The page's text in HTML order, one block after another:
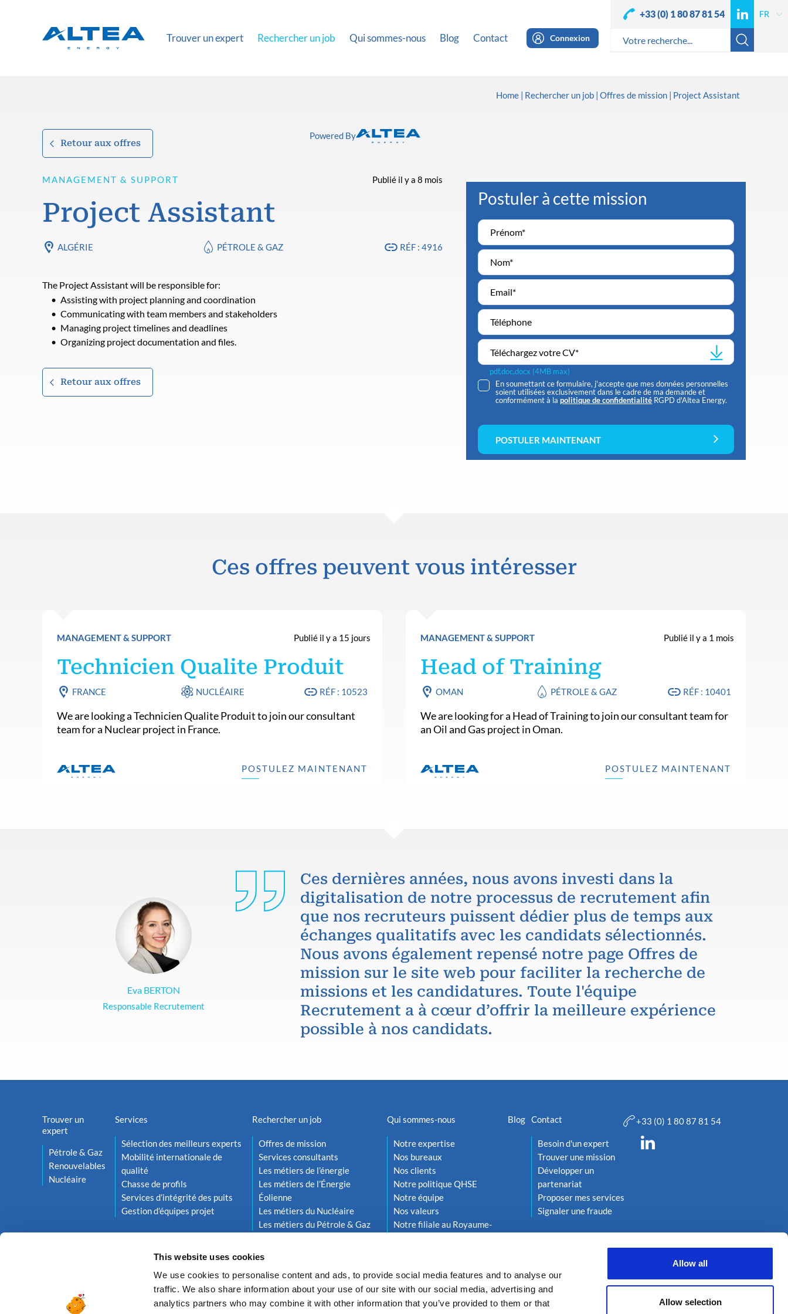
This website uses cookies
We use cookies to personalise content and ads, to provide social media features and to analyse our
traffic. We also share information about your use of our site with our social media, advertising and
analytics partners who may combine it with other information that you’ve provided to them or that
Allow all
Allow selection
Trouver un expert Rechercher un job Qui sommes-nous Blog Contact Connexion
+33 (0) 1 80 87 81 54
Home Rechercher un job Offres de mission Project Assistant
Retour aux offres
Powered By
MANAGEMENT & SUPPORT Publié il y a 8 mois
Project Assistant
ALGÉRIE PÉTROLE & GAZ RÉF : 4916
The Project Assistant will be responsible for:
Assisting with project planning and coordination
Communicating with team members and stakeholders
Managing project timelines and deadlines
Organizing project documentation and files.
Retour aux offres
Postuler à cette mission
Téléchargez votre CV*
pdf,doc,docx (4MB max)
En soumettant ce formulaire, j'accepte que mes données personnelles
soient utilisées exclusivement dans le cadre de ma demande et
conformément à lapolitique de confidentialité RGPD d'Altea Energy.
POSTULER MAINTENANT
Ces offres peuvent vous intéresser
MANAGEMENT & SUPPORT Publié il y a 15 jours
Technicien Qualite Produit
FRANCE NUCLÉAIRE RÉF : 10523
We are looking a Technicien Qualite Produit to join our consultant
team for a Nuclear project in France.
POSTULEZ MAINTENANT
MANAGEMENT & SUPPORT Publié il y a 1 mois
Head of Training
OMAN PÉTROLE & GAZ RÉF : 10401
We are looking for a Head of Training to join our consultant team for
an Oil and Gas project in Oman.
POSTULEZ MAINTENANT
Eva BERTON
Responsable Recrutement
Ces dernières années, nous avons investi dans la
digitalisation de notre processus de recrutement afin
que nos recruteurs puissent dédier plus de temps aux
échanges qualitatifs avec les candidats sélectionnés.
Nous avons également repensé notre page Offres de
mission sur le site web pour faciliter la recherche de
missions et les candidatures. Toute l'équipe
Recrutement a à cœur d’offrir la meilleure expérience
possible à nos candidats.
Trouver un
expert
Pétrole & Gaz
Renouvelables
Nucléaire
Services
Sélection des meilleurs experts
Mobilité internationale de
qualité
Chasse de profils
Services d’intégrité des puits
Gestion d’équipes projet
Rechercher un job
Offres de mission
Services consultants
Les métiers de l’énergie
Les métiers de l’Énergie
Éolienne
Les métiers du Nucléaire
Les métiers du Pétrole & Gaz
Qui sommes-nous
Notre expertise
Nos bureaux
Nos clients
Notre politique QHSE
Notre équipe
Nos valeurs
Notre filiale au Royaume-
Blog Contact
Besoin d'un expert
Trouver une mission
Développer un
partenariat
Proposer mes services
Signaler une fraude
+33 (0) 1 80 87 81 54